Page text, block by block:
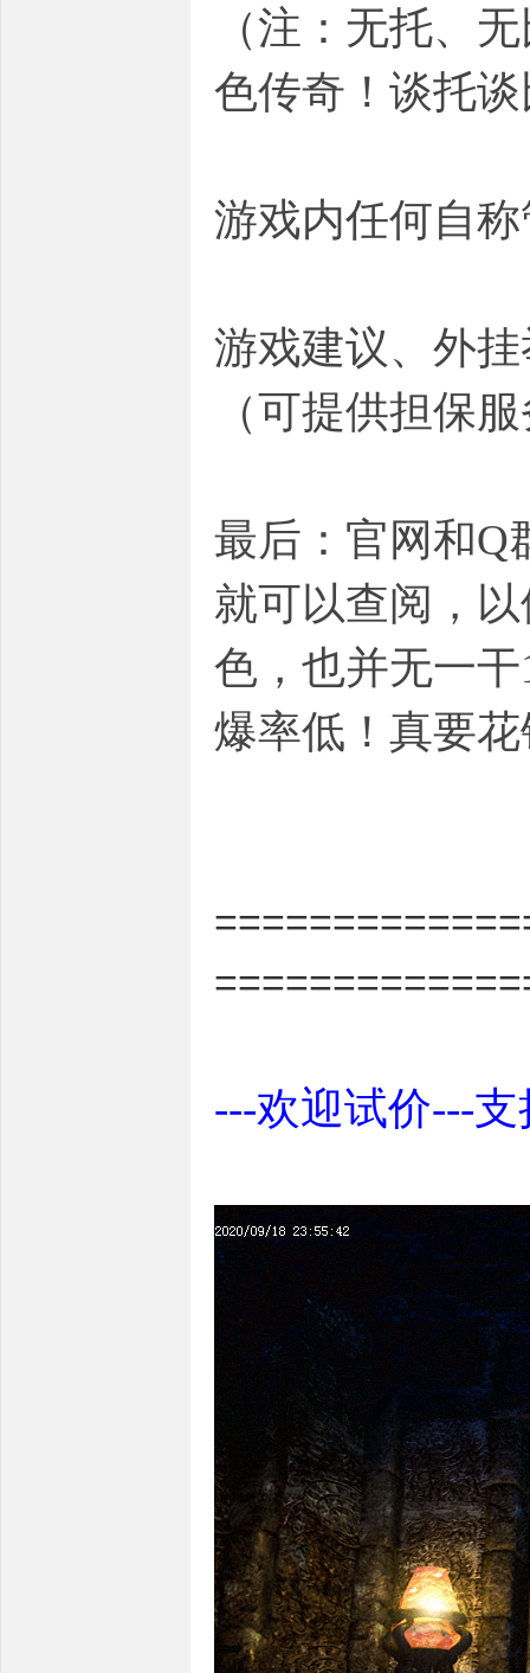
（注：无托、
色传奇！谈托
游戏内任何自
游戏建议、外
（可提供担保
最后：官网和Q
就可以查阅，
色，也并无一
爆率低！真要
---欢迎试价---